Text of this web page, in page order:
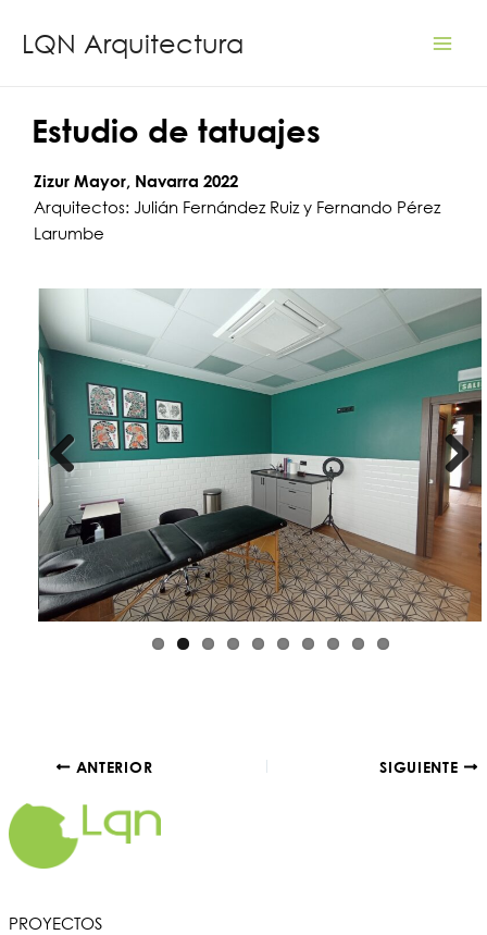
LQN Arquitectura
PROYECTOS
Estudio de tatuajes
Zizur Mayor, Navarra 2022
Arquitectos: Julián Fernández Ruiz y Fernando Pérez
Larumbe
Previ
ous
Next
Navegación
entradas
ANTERIOR SIGUIENTE